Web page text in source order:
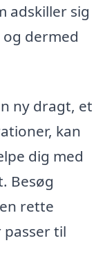
adskiller sig
dermed
ny dragt, et
kan
dig med
Besøg
rette
til